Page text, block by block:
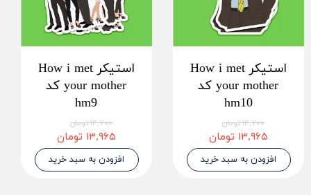
استیکر How i met
your mother کد
hm10
۱۴,۷۰۰ تومان
۱۳,۹۶۵ تومان
افزودن به سبد خرید
استیکر How i met
your mother کد
hm9
۱۴,۷۰۰ تومان
۱۳,۹۶۵ تومان
افزودن به سبد خرید